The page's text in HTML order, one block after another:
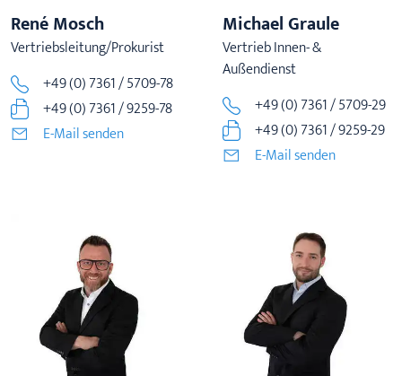
René Mosch
Vertriebsleitung/Prokurist
+49 (0) 7361 / 5709-78
+49 (0) 7361 / 9259-78
E-Mail senden
Michael Graule
Vertrieb Innen- &
Außendienst
+49 (0) 7361 / 5709-29
+49 (0) 7361 / 9259-29
E-Mail senden